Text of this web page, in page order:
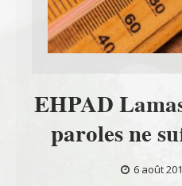
EHPAD
paroles ne
6 août